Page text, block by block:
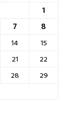
1
7
8
14
15
21
22
28
29